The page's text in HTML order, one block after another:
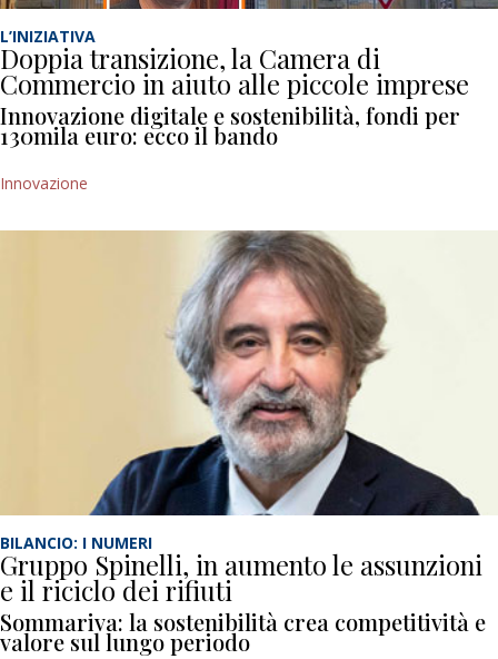
L’INIZIATIVA
Doppia transizione, la Camera di
Commercio in aiuto alle piccole imprese
Innovazione digitale e sostenibilità, fondi per
130mila euro: ecco il bando
Innovazione
BILANCIO: I NUMERI
Gruppo Spinelli, in aumento le assunzioni
e il riciclo dei rifiuti
Sommariva: la sostenibilità crea competitività e
valore sul lungo periodo